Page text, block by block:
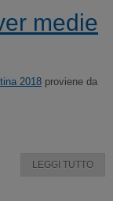
medie
2018 proviene da
LEGGI TUTTO